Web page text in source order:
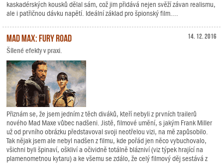
kaskadérských kousků dělal sám, což jim přidává nejen svěží závan realismu,
ale i patřičnou dávku napětí. Ideální základ pro špionský film....
14. 12. 2016
Mad Max: Fury Road
Šílené efekty v praxi.
Přiznám se, že jsem jedním z těch diváků, kteří nebyli z prvních trailerů
nového Mad Maxe vůbec nadšeni. Jistě, filmové umění, s jakým Frank Miller
už od prvního obrázku představoval svoji neotřelou vizi, na mě zapůsobilo.
Tak nějak jsem ale nebyl nadšen z filmu, kde pořád jen něco vybuchovalo,
všichni byli špinaví, oškliví a očividně totálně blázniví (viz týpek hrající na
plamenometnou kytaru) a ke všemu se zdálo, že celý filmový děj sestává z